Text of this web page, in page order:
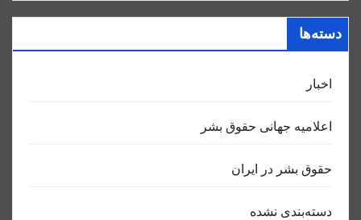
دسته‌ها
اخبار
اعلاميه جهانی حقوق بشر
حقوق بشر در ایران
دسته‌بندی نشده